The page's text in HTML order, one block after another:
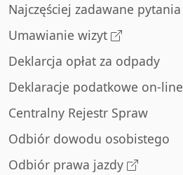
Najczęściej zadawane pytania
Umawianie wizyt
Deklarcja opłat za odpady
Deklaracje podatkowe on-line
Centralny Rejestr Spraw
Odbiór dowodu osobistego
Odbiór prawa jazdy